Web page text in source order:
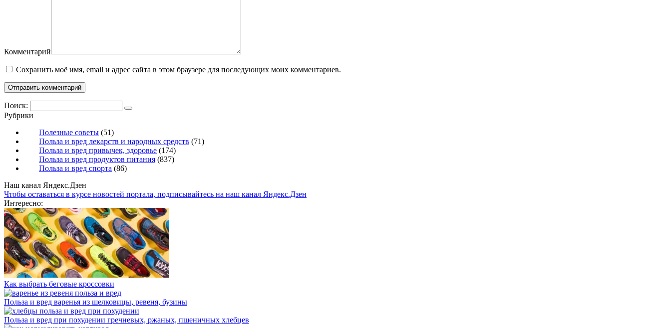
Комментарий
Сохранить моё имя, email и адрес сайта в этом браузере для последующих моих комментариев.
Поиск:
Рубрики
Полезные советы (51)
Польза и вред лекарств и народных средств (71)
Польза и вред привычек, здоровье (174)
Польза и вред продуктов питания (837)
Польза и вред спорта (86)
Наш канал Яндекс.Дзен
Чтобы оставаться в курсе новостей портала, подписывайтесь на наш канал Яндекс.Дзен
Интересно:
Как выбрать беговые кроссовки
Польза и вред варенья из шелковицы, ревеня, бузины
Польза и вред при похудении гречневых, ржаных, пшеничных хлебцев